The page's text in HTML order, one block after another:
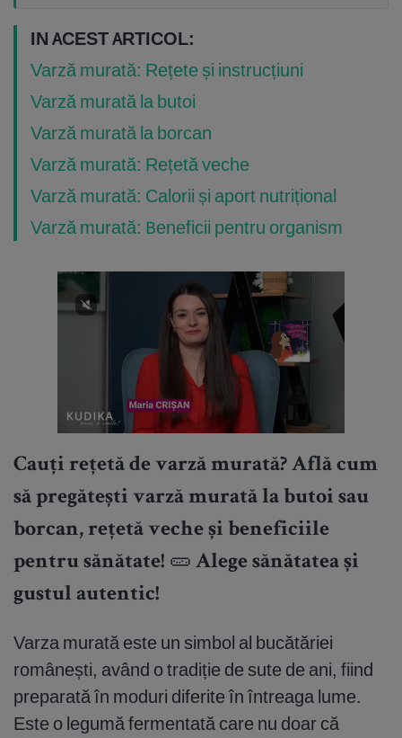
IN ACEST ARTICOL:
Varză murată: Rețete și instrucțiuni
Varză murată la butoi
Varză murată la borcan
Varză murată: Rețetă veche
Varză murată: Calorii și aport nutrițional
Varză murată: Beneficii pentru organism
Cauți rețetă de varză murată? Află cum
să pregătești varză murată la butoi sau
borcan, rețetă veche și beneficiile
pentru sănătate! 🥒 Alege sănătatea și
gustul autentic!
Varza murată este un simbol al bucătăriei
românești, având o tradiție de sute de ani, fiind
preparată în moduri diferite în întreaga lume.
Este o legumă fermentată care nu doar că